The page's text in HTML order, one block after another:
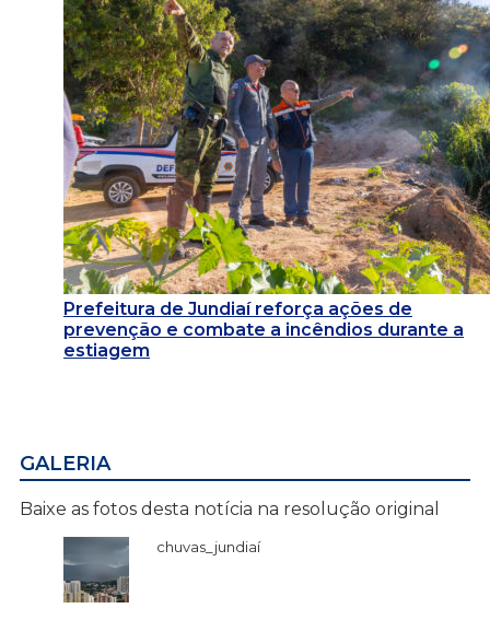
Prefeitura de Jundiaí reforça ações de
prevenção e combate a incêndios durante a
estiagem
GALERIA
Baixe as fotos desta notícia na resolução original
chuvas_jundiaí